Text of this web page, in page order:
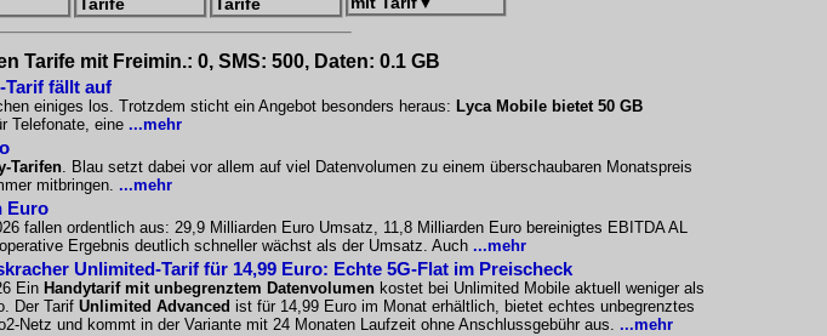
Tarife
Tarife
Tarife mit Freimin.: 0, SMS: 500, Daten: 0.1 GB
Tarif fällt auf
einiges los. Trotzdem sticht ein Angebot besonders heraus: Lyca Mobile bietet 50 GB
Telefonate, eine ...mehr
Tarifen. Blau setzt dabei vor allem auf viel Datenvolumen zu einem überschaubaren Monatspreis
mitbringen. ...mehr
Euro
fallen ordentlich aus: 29,9 Milliarden Euro Umsatz, 11,8 Milliarden Euro bereinigtes EBITDA AL
Ergebnis deutlich schneller wächst als der Umsatz. Auch ...mehr
Unlimited-Tarif für 14,99 Euro: Echte 5G-Flat im Preischeck
Ein Handytarif mit unbegrenztem Datenvolumen kostet bei Unlimited Mobile aktuell weniger als
Der Tarif Unlimited Advanced ist für 14,99 Euro im Monat erhältlich, bietet echtes unbegrenztes
Netz und kommt in der Variante mit 24 Monaten Laufzeit ohne Anschlussgebühr aus. ...mehr